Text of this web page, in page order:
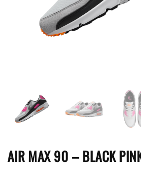
AIR MAX 90 – BLACK